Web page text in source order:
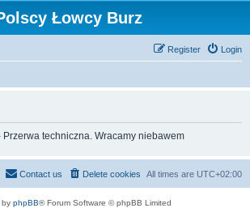
Łowcy Burz
Login
Register
Przerwa techniczna. Wracamy niebawem
All times are UTC+02:00
Delete cookies
Contact us
by phpBB® Forum Software © phpBB Limited